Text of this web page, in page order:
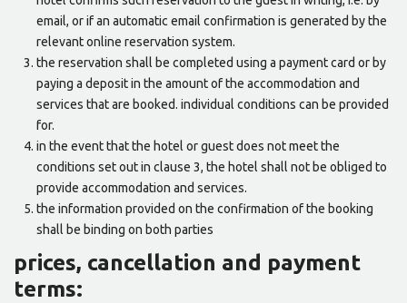
email, or if an automatic email confirmation is generated by the
relevant online reservation system.
the reservation shall be completed using a payment card or by
paying a deposit in the amount of the accommodation and
services that are booked. individual conditions can be provided
for.
in the event that the hotel or guest does not meet the
conditions set out in clause 3, the hotel shall not be obliged to
provide accommodation and services.
the information provided on the confirmation of the booking
shall be binding on both parties
prices, cancellation and payment
terms: